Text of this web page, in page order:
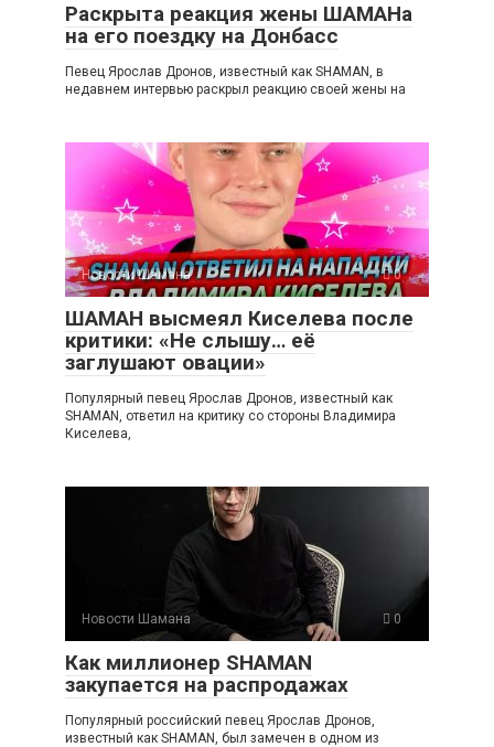
Раскрыта реакция жены ШАМАНа
на его поездку на Донбасс
Певец Ярослав Дронов, известный как SHAMAN, в
недавнем интервью раскрыл реакцию своей жены на
Новости Шамана 0
ШАМАН высмеял Киселева после
критики: «Не слышу… её
заглушают овации»
Популярный певец Ярослав Дронов, известный как
SHAMAN, ответил на критику со стороны Владимира
Киселева,
Новости Шамана 0
Как миллионер SHAMAN
закупается на распродажах
Популярный российский певец Ярослав Дронов,
известный как SHAMAN, был замечен в одном из